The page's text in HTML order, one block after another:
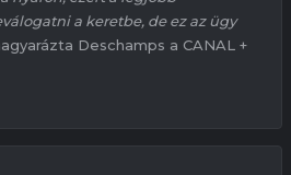
a keretbe, de ez az ügy
Deschamps a CANAL +